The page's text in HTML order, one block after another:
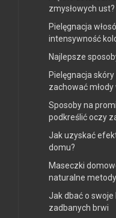
zmysłowych ust?
Pielęgnacja
intensywność
Najlepsze
Pielęgnacja
zachować młody
Sposoby na
podkreślić oczy
Jak uzyskać
domu?
Maseczki
naturalne
Jak dbać o swoje
zadbanych brwi